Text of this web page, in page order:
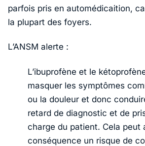
parfois pris en automédicaition,
la plupart des foyers.
L’ANSM alerte :
L’ibuprofène et le
masquer les symptômes
ou la douleur et donc
retard de diagnostic et de
charge du patient. Cela peut
conséquence un risque de